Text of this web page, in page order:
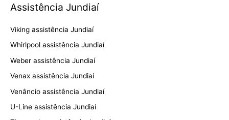
Assistência Jundiaí
Viking assistência Jundiaí
Whirlpool assistência Jundiaí
Weber assistência Jundiaí
Venax assistência Jundiaí
Venâncio assistência Jundiaí
U-Line assistência Jundiaí